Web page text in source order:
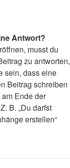
Antwort?
musst du
zu antworten,
sein, dass eine
Beitrag schreiben
Ende der
B. „Du darfst
erstellen“